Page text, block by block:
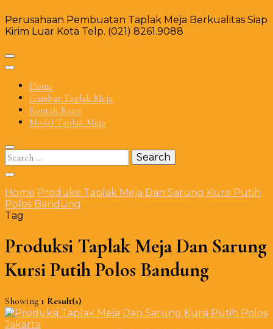
Perusahaan Pembuatan Taplak Meja Berkualitas Siap
Kirim Luar Kota Telp. (021) 8261.9088
Home
Gambar Taplak Meja
Kontak Kami
Model Taplak Meja
Search
for:
Home Produksi Taplak Meja Dan Sarung Kursi Putih
Polos Bandung
Tag
Produksi Taplak Meja Dan Sarung
Kursi Putih Polos Bandung
Showing 1 Result(s)